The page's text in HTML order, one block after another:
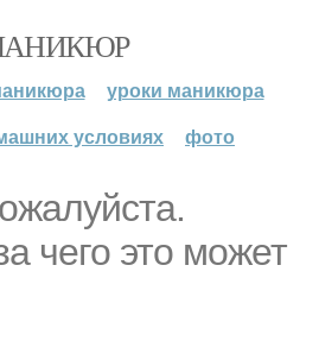
уроки маникюра
условиях
фото
чего это может